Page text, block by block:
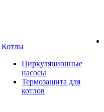
Котлы
Циркуляционные
насосы
Термозащита для
котлов